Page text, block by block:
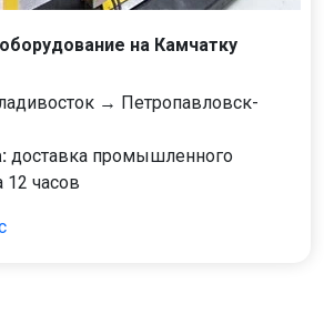
на Камчатку
→ Петропавловск-
доставка промышленного
12 часов